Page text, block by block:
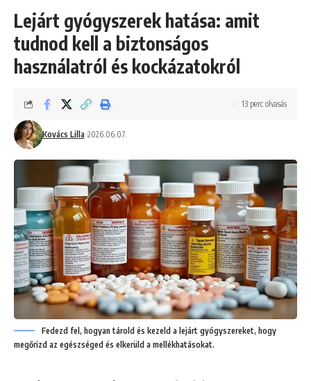
Lejárt gyógyszerek hatása: amit
tudnod kell a biztonságos
használatról és kockázatokról
Kovács Lilla 2026.06.07.
13 perc olvasás
Fedezd fel, hogyan tárold és kezeld a lejárt gyógyszereket, hogy
megőrizd az egészséged és elkerüld a mellékhatásokat.